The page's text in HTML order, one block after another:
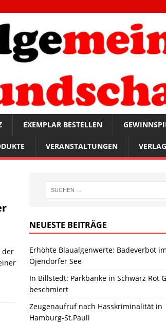
EXEMPLAR BESTELLEN
VERANSTALTUNGEN VERLAG
der
NEUESTE BEITRÄGE
Erhöhte Blaualgenwerte: Badeverbot im
Öjendorfer See
In Billstedt: Parkbänke in Schwarz Rot
beschmiert
Zeugenaufruf nach Hasskriminalität in
Hamburg-St.Pauli